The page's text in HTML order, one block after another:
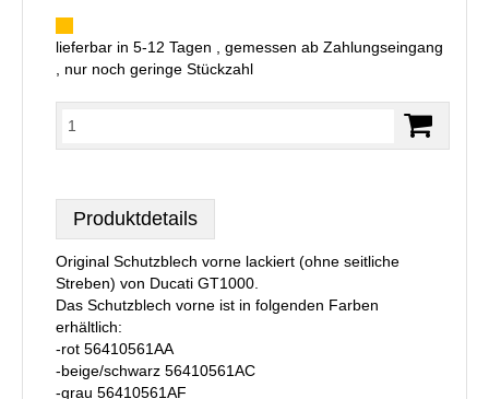
lieferbar in 5-12 Tagen , gemessen ab Zahlungseingang
, nur noch geringe Stückzahl
Produktdetails
Original Schutzblech vorne lackiert (ohne seitliche
Streben) von Ducati GT1000.
Das Schutzblech vorne ist in folgenden Farben
erhältlich:
-rot 56410561AA
-beige/schwarz 56410561AC
-grau 56410561AF